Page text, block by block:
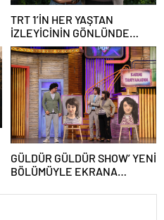
TRT 1’İN HER YAŞTAN
İZLEYİCİNİN GÖNLÜNDE
TAHT KURACAK YENİ DİZİSİ
‘EVLİLİK GÜZELDİR’ SETE
ÇIKTI!
GÜLDÜR GÜLDÜR SHOW’ YENİ
BÖLÜMÜYLE EKRANA